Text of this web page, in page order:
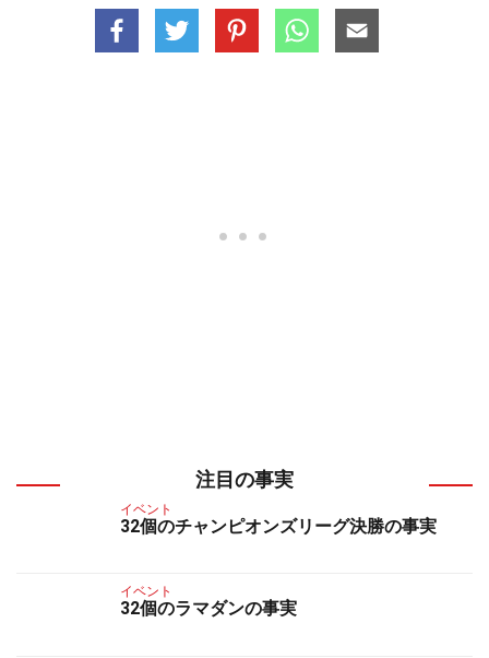
注目の事実
イベント
32個のチャンピオンズリーグ決勝の事実
イベント
32個のラマダンの事実